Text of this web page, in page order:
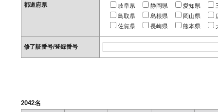
都道府県
岐阜県
静岡県 愛知県
鳥取県
島根県 岡山県
佐賀県
長崎県 熊本県
修了証番号/登録番号
2042名